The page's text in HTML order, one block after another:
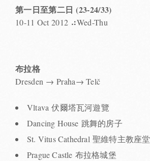
第一日至第二日 (23-24/33)
10-11 Oct 2012 ⠴Wed-Thu
布拉格
Dresden → Praha→ Telč
Vltava 伏爾塔瓦河遊覽
Dancing House 跳舞的房子
St. Vitus Cathedral 聖維特主教座堂
Prague Castle 布拉格城堡